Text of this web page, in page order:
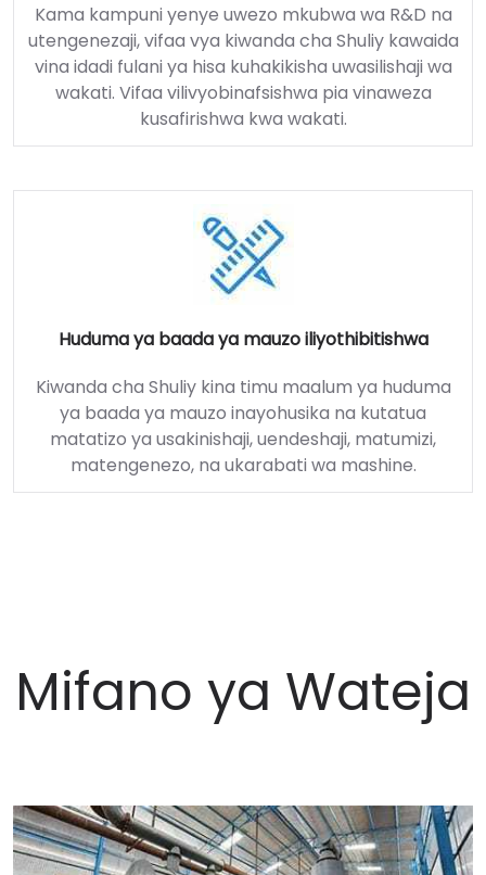
Kama kampuni yenye uwezo mkubwa wa R&D na
utengenezaji, vifaa vya kiwanda cha Shuliy kawaida
vina idadi fulani ya hisa kuhakikisha uwasilishaji wa
wakati. Vifaa vilivyobinafsishwa pia vinaweza
kusafirishwa kwa wakati.
Huduma ya baada ya mauzo iliyothibitishwa
Kiwanda cha Shuliy kina timu maalum ya huduma
ya baada ya mauzo inayohusika na kutatua
matatizo ya usakinishaji, uendeshaji, matumizi,
matengenezo, na ukarabati wa mashine.
Mifano ya Wateja